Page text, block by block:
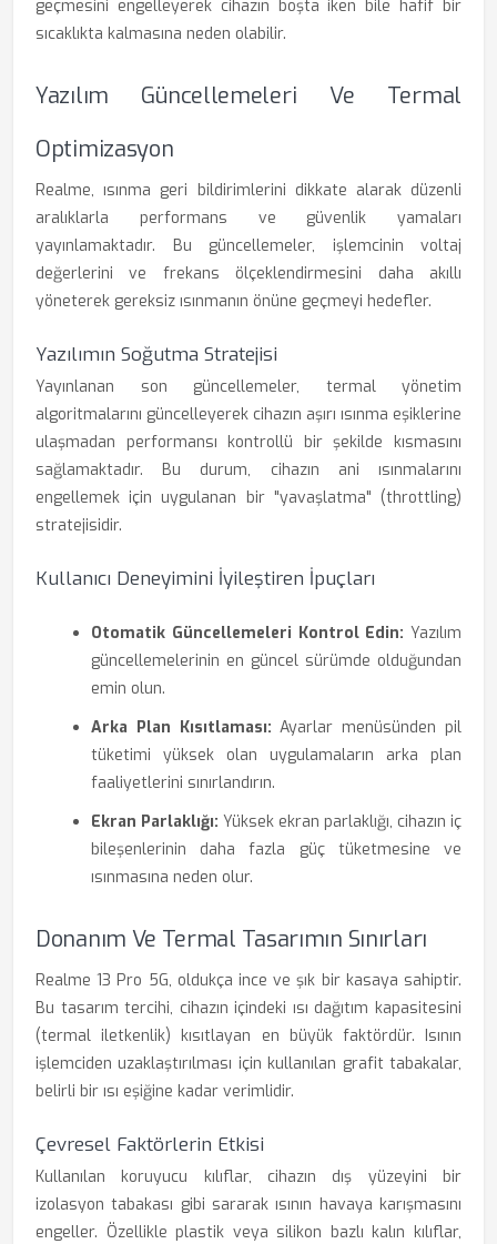
geçmesini engelleyerek cihazın boşta iken bile hafif bir
sıcaklıkta kalmasına neden olabilir.
Yazılım Güncellemeleri Ve Termal
Optimizasyon
Realme, ısınma geri bildirimlerini dikkate alarak düzenli
aralıklarla performans ve güvenlik yamaları
yayınlamaktadır. Bu güncellemeler, işlemcinin voltaj
değerlerini ve frekans ölçeklendirmesini daha akıllı
yöneterek gereksiz ısınmanın önüne geçmeyi hedefler.
Yazılımın Soğutma Stratejisi
Yayınlanan son güncellemeler, termal yönetim
algoritmalarını güncelleyerek cihazın aşırı ısınma eşiklerine
ulaşmadan performansı kontrollü bir şekilde kısmasını
sağlamaktadır. Bu durum, cihazın ani ısınmalarını
engellemek için uygulanan bir "yavaşlatma" (throttling)
stratejisidir.
Kullanıcı Deneyimini İyileştiren İpuçları
Otomatik Güncellemeleri Kontrol Edin: Yazılım
güncellemelerinin en güncel sürümde olduğundan
emin olun.
Arka Plan Kısıtlaması: Ayarlar menüsünden pil
tüketimi yüksek olan uygulamaların arka plan
faaliyetlerini sınırlandırın.
Ekran Parlaklığı: Yüksek ekran parlaklığı, cihazın iç
bileşenlerinin daha fazla güç tüketmesine ve
ısınmasına neden olur.
Donanım Ve Termal Tasarımın Sınırları
Realme 13 Pro 5G, oldukça ince ve şık bir kasaya sahiptir.
Bu tasarım tercihi, cihazın içindeki ısı dağıtım kapasitesini
(termal iletkenlik) kısıtlayan en büyük faktördür. Isının
işlemciden uzaklaştırılması için kullanılan grafit tabakalar,
belirli bir ısı eşiğine kadar verimlidir.
Çevresel Faktörlerin Etkisi
Kullanılan koruyucu kılıflar, cihazın dış yüzeyini bir
izolasyon tabakası gibi sararak ısının havaya karışmasını
engeller. Özellikle plastik veya silikon bazlı kalın kılıflar,